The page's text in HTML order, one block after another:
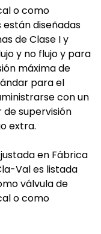
o como
están diseñadas
de Clase I y
y no flujo y para
máxima de
para el
con un
supervisión
extra.
en Fábrica
Val es listada
válvula de
o como